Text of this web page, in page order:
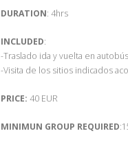
DURATION: 4hrs
INCLUDED:
-Traslado ida y vuelta en
-Visita de los sitios indicados
PRICE: 40 EUR
MINIMUN GROUP REQUIRED